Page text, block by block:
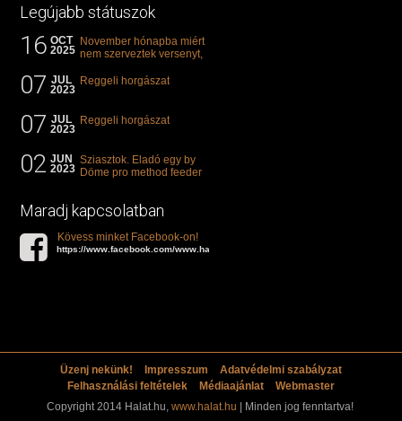
Legújabb státuszok
16 OCT
2025
November hónapba miért
nem szerveztek versenyt,
"kárászos"...
07 JUL
2023
Reggeli horgászat
07 JUL
2023
Reggeli horgászat
02 JUN
2023
Sziasztok. Eladó egy by
Döme pro method feeder
Maradj kapcsolatban
Kövess minket Facebook-on!
https://www.facebook.com/www.halat.hu
Üzenj nekünk! Impresszum
Adatvédelmi szabályzat
Felhasználási feltételek
Médiaajánlat
Webmaster
Copyright 2014 Halat.hu, www.halat.hu | Minden jog fenntartva!